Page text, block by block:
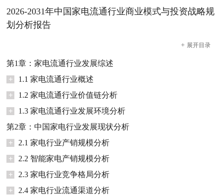
2026-2031年中国家电流通行业商业模式与投资战略规
划分析报告
+ 展开目录
第1章：家电流通行业发展综述
+
1.1 家电流通行业概述
+
1.2 家电流通行业价值链分析
+
1.3 家电流通行业发展环境分析
第2章：中国家电行业发展现状分析
+
2.1 家电行业产销规模分析
+
2.2 智能家电产销规模分析
+
2.3 家电行业竞争格局分析
+
2.4 家电行业流通渠道分析